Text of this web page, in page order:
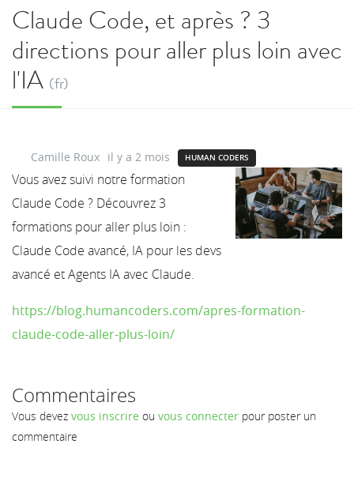
Claude Code, et après ? 3
directions pour aller plus loin avec
l'IA (fr)
Camille Roux il y a 2 mois HUMAN CODERS
Vous avez suivi notre formation
Claude Code ? Découvrez 3
formations pour aller plus loin :
Claude Code avancé, IA pour les devs
avancé et Agents IA avec Claude.
https://blog.humancoders.com/apres-formation-
claude-code-aller-plus-loin/
Commentaires
Vous devez vous inscrire ou vous connecter pour poster un
commentaire